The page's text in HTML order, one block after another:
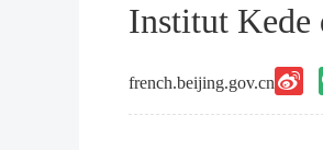
Institut Kede
french.beijing.gov.cn